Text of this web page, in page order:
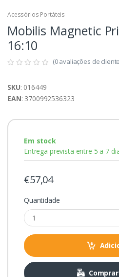
Acessórios Portáteis
Mobilis Magnetic
16:10
(0 avaliações de
SKU: 016449
EAN: 3700992536323
Em stock
Entrega prevista entre 5 a 7
€57,04
Quantidade